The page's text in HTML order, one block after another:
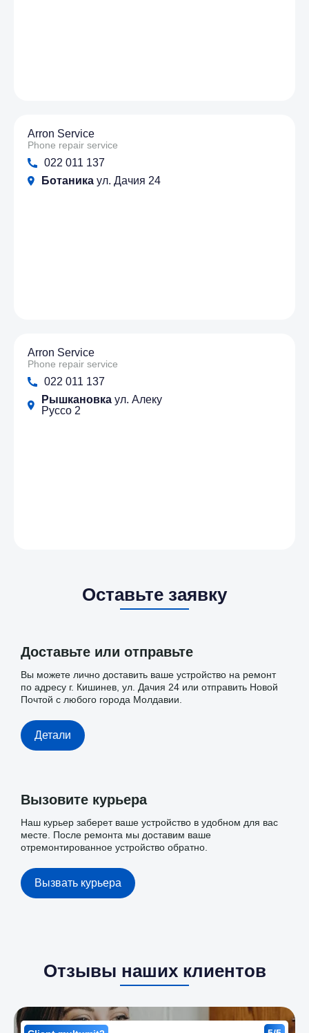
Arron Service
Phone repair service
022 011 137
Ботаника ул. Дачия 24
Arron Service
Phone repair service
022 011 137
Рышкановка ул. Алеку
Руссо 2
Оставьте заявку
Доставьте или отправьте
Вы можете лично доставить ваше устройство на ремонт
по адресу г. Кишинев, ул. Дачия 24 или отправить Новой
Почтой с любого города Молдавии.
Детали
Вызовите курьера
Наш курьер заберет ваше устройство в удобном для вас
месте. После ремонта мы доставим ваше
отремонтированное устройство обратно.
Вызвать курьера
Отзывы наших клиентов